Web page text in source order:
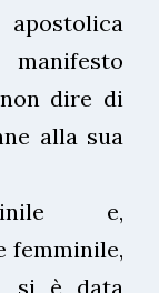
dire di
alla sua
e,
femminile,
si è data